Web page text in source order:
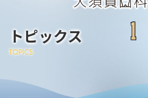
トピックス
TOPICS